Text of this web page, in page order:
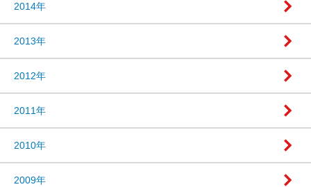
2014年
2013年
2012年
2011年
2010年
2009年